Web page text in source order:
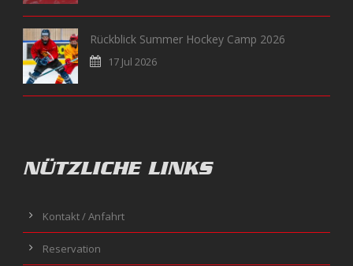
Rückblick Summer Hockey Camp 2026
17 Jul 2026
NÜTZLICHE LINKS
Kontakt / Anfahrt
Reservation